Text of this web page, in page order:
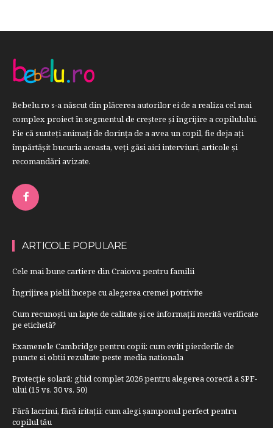
Bebelu.ro s-a născut din plăcerea autorilor ei de a realiza cel mai
complex proiect în segmentul de creştere şi îngrijire a copilulului.
Fie că sunteţi animaţi de dorinţa de a avea un copil, fie deja aţi
împărtăşit bucuria aceasta, veți găsi aici interviuri, articole şi
recomandări avizate.
ARTICOLE POPULARE
Cele mai bune cartiere din Craiova pentru familii
Îngrijirea pielii începe cu alegerea cremei potrivite
Cum recunoști un lapte de calitate și ce informații merită verificate
pe etichetă?
Examenele Cambridge pentru copii: cum eviti pierderile de
puncte si obtii rezultate peste media nationala
Protecție solară: ghid complet 2026 pentru alegerea corectă a SPF-
ului (15 vs. 30 vs. 50)
Fără lacrimi, fără iritații: cum alegi șamponul perfect pentru
copilul tău